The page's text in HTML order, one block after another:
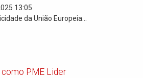
13:05
da União Europeia...
PME Lider